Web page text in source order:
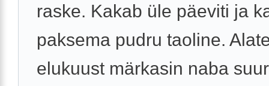
raske. Kakab üle päeviti ja
paksema pudru taoline.
elukuust märkasin naba